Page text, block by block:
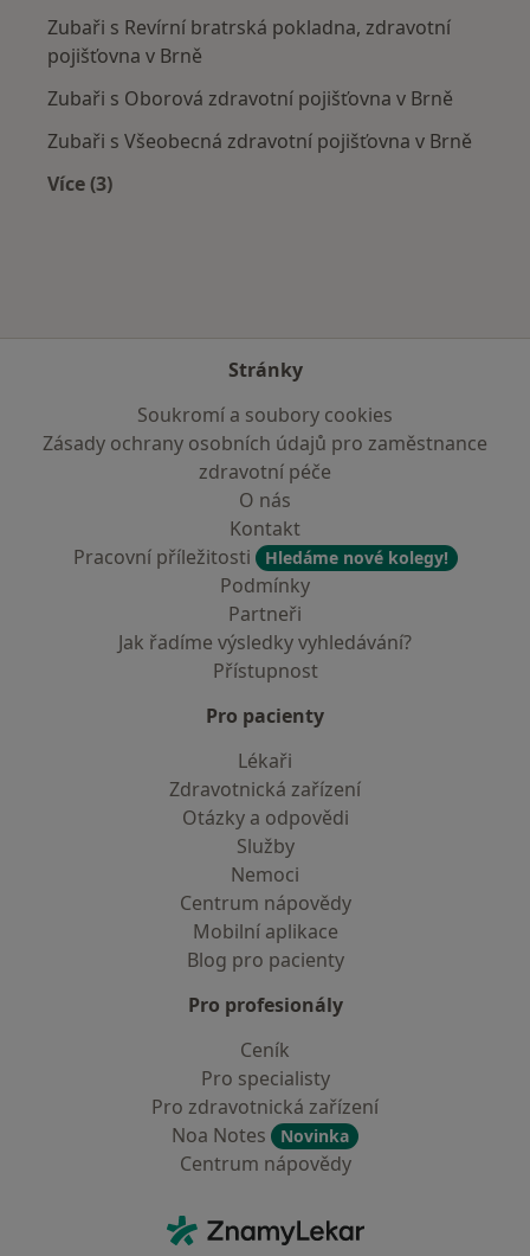
Zubaři s Revírní bratrská pokladna, zdravotní
pojišťovna v Brně
Zubaři s Oborová zdravotní pojišťovna v Brně
Zubaři s Všeobecná zdravotní pojišťovna v Brně
Více (3)
Stránky
Soukromí a soubory cookies
Zásady ochrany osobních údajů pro zaměstnance
zdravotní péče
O nás
Kontakt
Pracovní příležitosti
Hledáme nové kolegy!
Podmínky
Partneři
Jak řadíme výsledky vyhledávání?
Přístupnost
Pro pacienty
Lékaři
Zdravotnická zařízení
Otázky a odpovědi
Služby
Nemoci
Centrum nápovědy
Mobilní aplikace
Blog pro pacienty
Pro profesionály
Ceník
Pro specialisty
Pro zdravotnická zařízení
Noa Notes
Novinka
Centrum nápovědy
ZnamyLekar - Hlavní stránka